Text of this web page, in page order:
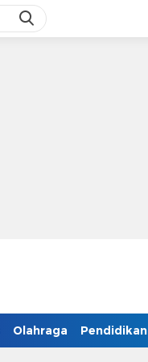
Olahraga Pendidikan